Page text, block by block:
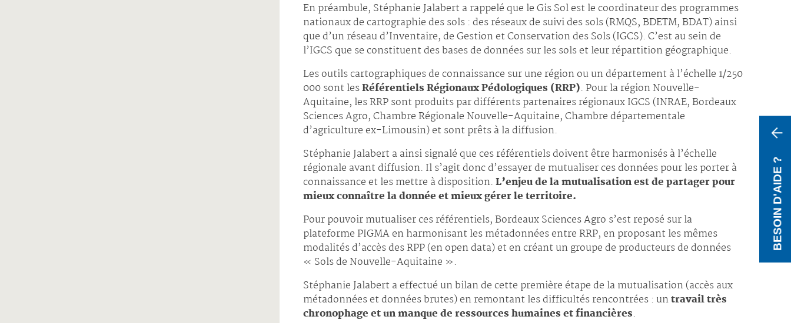
BESOIN D'AIDE ?
En préambule, Stéphanie Jalabert a rappelé que le Gis Sol est le coordinateur des programmes
nationaux de cartographie des sols : des réseaux de suivi des sols (RMQS, BDETM, BDAT) ainsi
que d’un réseau d’Inventaire, de Gestion et Conservation des Sols (IGCS). C’est au sein de
l’IGCS que se constituent des bases de données sur les sols et leur répartition géographique.
Les outils cartographiques de connaissance sur une région ou un département à l’échelle 1/250
000 sont lesRéférentiels Régionaux Pédologiques (RRP). Pour la région Nouvelle-
Aquitaine, les RRP sont produits par différents partenaires régionaux IGCS (INRAE, Bordeaux
Sciences Agro, Chambre Régionale Nouvelle-Aquitaine, Chambre départementale
d’agriculture ex-Limousin) et sont prêts à la diffusion.
Stéphanie Jalabert a ainsi signalé que ces référentiels doivent être harmonisés à l’échelle
régionale avant diffusion. Il s’agit donc d’essayer de mutualiser ces données pour les porter à
connaissance et les mettre à disposition.L’enjeu de la mutualisation est de partager pour
mieux connaître la donnée et mieux gérer le territoire.
Pour pouvoir mutualiser ces référentiels, Bordeaux Sciences Agro s’est reposé sur la
plateforme PIGMA en harmonisant les métadonnées entre RRP, en proposant les mêmes
modalités d’accès des RPP (en open data) et en créant un groupe de producteurs de données
« Sols de Nouvelle-Aquitaine ».
Stéphanie Jalabert a effectué un bilan de cette première étape de la mutualisation (accès aux
métadonnées et données brutes) en remontant les difficultés rencontrées : untravail très
chronophage et un manque de ressources humaines et financières.